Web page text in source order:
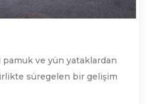
ve yün yataklardan
süregelen bir gelişim